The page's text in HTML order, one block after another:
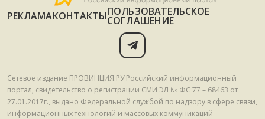
РЕКЛАМАКОНТАКТЫПОЛЬЗОВАТЕЛЬСКОЕ
СОГЛАШЕНИЕ
Сетевое издание ПРОВИНЦИЯ.РУ Российский информационный
портал, свидетельство о регистрации СМИ ЭЛ № ФС 77 – 68463 от
27.01.2017г., выдано Федеральной службой по надзору в сфере связи,
информационных технологий и массовых коммуникаций